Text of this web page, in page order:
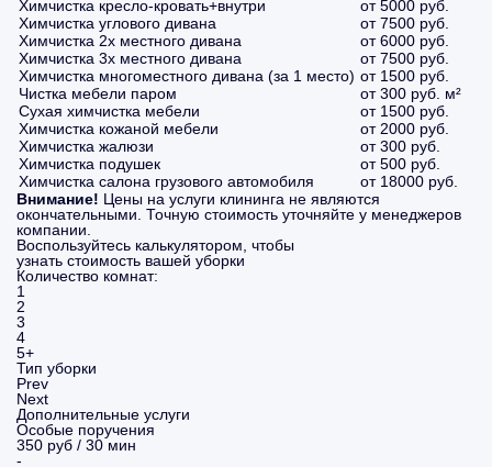
Химчистка кресло-кровать+внутри
от 5000 руб.
Химчистка углового дивана
от 7500 руб.
Химчистка 2х местного дивана
от 6000 руб.
Химчистка 3х местного дивана
от 7500 руб.
Химчистка многоместного дивана (за 1 место) от 1500 руб.
Чистка мебели паром
от 300 руб. м²
Сухая химчистка мебели
от 1500 руб.
Химчистка кожаной мебели
от 2000 руб.
Химчистка жалюзи
от 300 руб.
Химчистка подушек
от 500 руб.
Химчистка салона грузового автомобиля
от 18000 руб.
Внимание! Цены на услуги клининга не являются
окончательными. Точную стоимость уточняйте у менеджеров
компании.
Воспользуйтесь калькулятором, чтобы
узнать стоимость вашей уборки
Количество комнат:
1
2
3
4
5+
Тип уборки
Prev
Next
Дополнительные услуги
Особые поручения
350 руб / 30 мин
-